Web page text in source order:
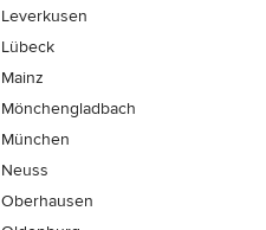
Leverkusen
Lübeck
Mainz
Mönchen­gladbach
München
Neuss
Oberhausen